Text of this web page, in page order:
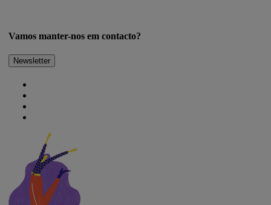
Vamos manter-nos em contacto?
Newsletter